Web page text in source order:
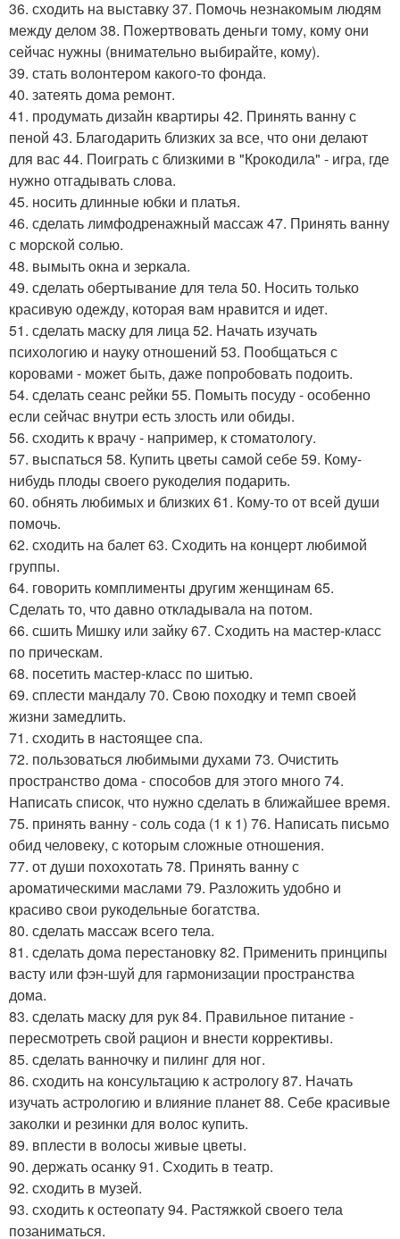
36. сходить на выставку 37. Помочь незнакомым людям
между делом 38. Пожертвовать деньги тому, кому они
сейчас нужны (внимательно выбирайте, кому).
39. стать волонтером какого-то фонда.
40. затеять дома ремонт.
41. продумать дизайн квартиры 42. Принять ванну с
пеной 43. Благодарить близких за все, что они делают
для вас 44. Поиграть с близкими в "Крокодила" - игра, где
нужно отгадывать слова.
45. носить длинные юбки и платья.
46. сделать лимфодренажный массаж 47. Принять ванну
с морской солью.
48. вымыть окна и зеркала.
49. сделать обертывание для тела 50. Носить только
красивую одежду, которая вам нравится и идет.
51. сделать маску для лица 52. Начать изучать
психологию и науку отношений 53. Пообщаться с
коровами - может быть, даже попробовать подоить.
54. сделать сеанс рейки 55. Помыть посуду - особенно
если сейчас внутри есть злость или обиды.
56. сходить к врачу - например, к стоматологу.
57. выспаться 58. Купить цветы самой себе 59. Кому-
нибудь плоды своего рукоделия подарить.
60. обнять любимых и близких 61. Кому-то от всей души
помочь.
62. сходить на балет 63. Сходить на концерт любимой
группы.
64. говорить комплименты другим женщинам 65.
Сделать то, что давно откладывала на потом.
66. сшить Мишку или зайку 67. Сходить на мастер-класс
по прическам.
68. посетить мастер-класс по шитью.
69. сплести мандалу 70. Свою походку и темп своей
жизни замедлить.
71. сходить в настоящее спа.
72. пользоваться любимыми духами 73. Очистить
пространство дома - способов для этого много 74.
Написать список, что нужно сделать в ближайшее время.
75. принять ванну - соль сода (1 к 1) 76. Написать письмо
обид человеку, с которым сложные отношения.
77. от души похохотать 78. Принять ванну с
ароматическими маслами 79. Разложить удобно и
красиво свои рукодельные богатства.
80. сделать массаж всего тела.
81. сделать дома перестановку 82. Применить принципы
васту или фэн-шуй для гармонизации пространства
дома.
83. сделать маску для рук 84. Правильное питание -
пересмотреть свой рацион и внести коррективы.
85. сделать ванночку и пилинг для ног.
86. сходить на консультацию к астрологу 87. Начать
изучать астрологию и влияние планет 88. Себе красивые
заколки и резинки для волос купить.
89. вплести в волосы живые цветы.
90. держать осанку 91. Сходить в театр.
92. сходить в музей.
93. сходить к остеопату 94. Растяжкой своего тела
позаниматься.